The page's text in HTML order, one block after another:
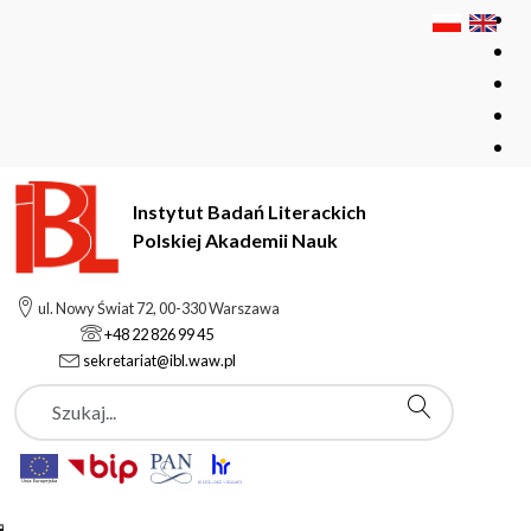
Instytut Badań Literackich
Polskiej Akademii Nauk
ul. Nowy Świat 72, 00-330 Warszawa
+48 22 826 99 45
sekretariat@ibl.waw.pl
Szukaj
Instytut Badań Literackich Polskiej Akademii Nauk
Pracownicy
Wilczewska Lucyna
Wilczewska Lucyna